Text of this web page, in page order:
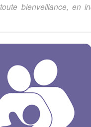
bienveillance, en